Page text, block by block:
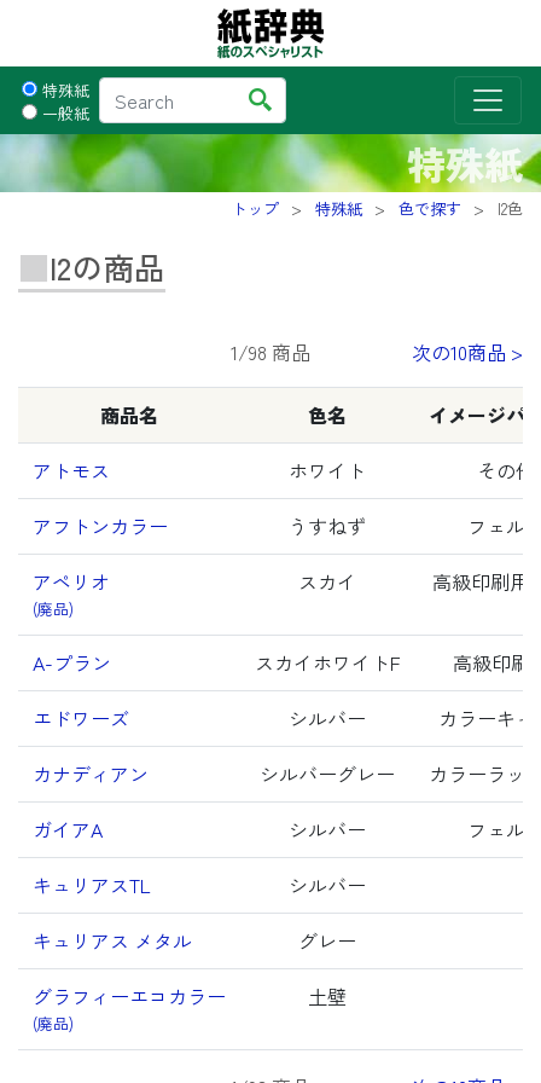
特殊紙
一般紙
特殊紙
トップ 特殊紙 色で探す I2色
I2の商品
1/98 商品 次の10商品 >
商品名 色名
イメージパ
アトモス
ホワイト
その他
アフトンカラー
うすねず
フェル
アペリオ
(廃品)
スカイ 高級印刷用
A-プラン スカイホワイトF
高級印刷
エドワーズ
シルバー
カラーキ
カナディアン
シルバーグレー
カラーラッ
ガイアA
シルバー
フェル
キュリアスTL
シルバー
キュリアス メタル
グレー
グラフィーエコカラー
(廃品)
土壁